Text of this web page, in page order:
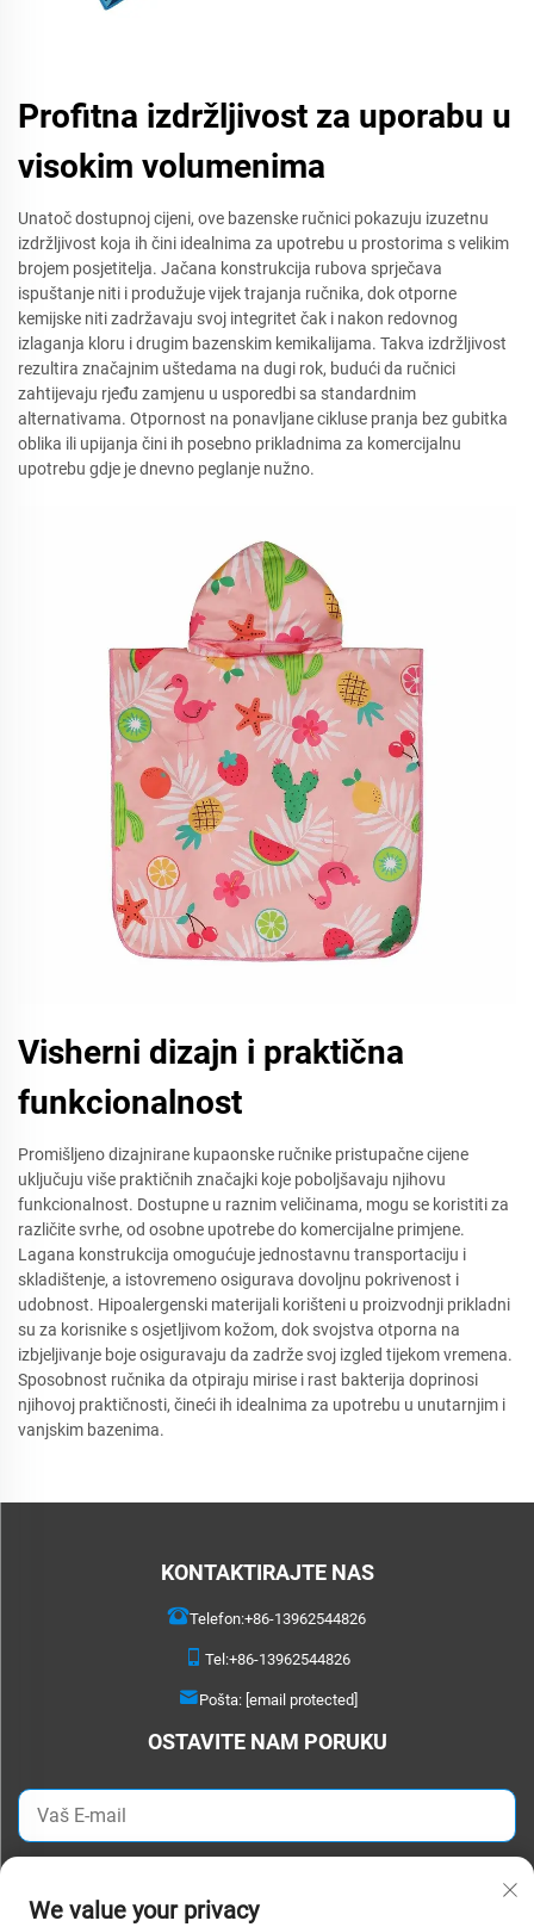
Profitna izdržljivost za uporabu u
visokim volumenima
Unatoč dostupnoj cijeni, ove bazenske ručnici pokazuju izuzetnu
izdržljivost koja ih čini idealnima za upotrebu u prostorima s velikim
brojem posjetitelja. Jačana konstrukcija rubova sprječava
ispuštanje niti i produžuje vijek trajanja ručnika, dok otporne
kemijske niti zadržavaju svoj integritet čak i nakon redovnog
izlaganja kloru i drugim bazenskim kemikalijama. Takva izdržljivost
rezultira značajnim uštedama na dugi rok, budući da ručnici
zahtijevaju rjeđu zamjenu u usporedbi sa standardnim
alternativama. Otpornost na ponavljane cikluse pranja bez gubitka
oblika ili upijanja čini ih posebno prikladnima za komercijalnu
upotrebu gdje je dnevno peglanje nužno.
Visherni dizajn i praktična
funkcionalnost
Promišljeno dizajnirane kupaonske ručnike pristupačne cijene
uključuju više praktičnih značajki koje poboljšavaju njihovu
funkcionalnost. Dostupne u raznim veličinama, mogu se koristiti za
različite svrhe, od osobne upotrebe do komercijalne primjene.
Lagana konstrukcija omogućuje jednostavnu transportaciju i
skladištenje, a istovremeno osigurava dovoljnu pokrivenost i
udobnost. Hipoalergenski materijali korišteni u proizvodnji prikladni
su za korisnike s osjetljivom kožom, dok svojstva otporna na
izbjeljivanje boje osiguravaju da zadrže svoj izgled tijekom vremena.
Sposobnost ručnika da otpiraju mirise i rast bakterija doprinosi
njihovoj praktičnosti, čineći ih idealnima za upotrebu u unutarnjim i
vanjskim bazenima.
KONTAKTIRAJTE NAS
Telefon:+86-13962544826
Tel:+86-13962544826
Pošta: [email protected]
OSTAVITE NAM PORUKU
We value your privacy